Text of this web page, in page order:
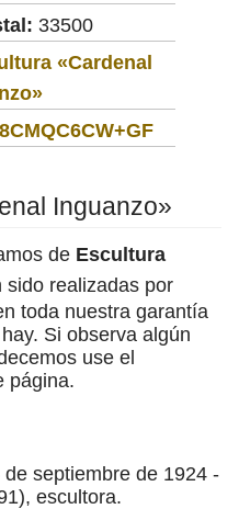
33500
«Cardenal
8CMQC6CW+GF
Inguanzo»
de Escultura
sido realizadas por
toda nuestra garantía
Si observa algún
use el
página.
septiembre de 1924 -
escultora.